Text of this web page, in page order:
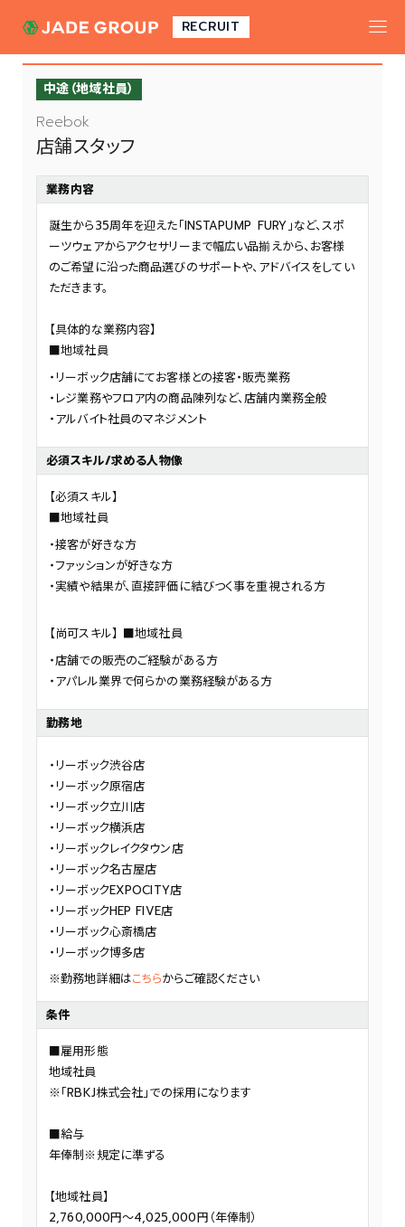
RECRUIT
toggle
中途（地域社員）
Reebok
店舗スタッフ
業務内容
誕生から35周年を迎えた「INSTAPUMP FURY」など、スポ
ーツウェアからアクセサリーまで幅広い品揃えから、お客様
のご希望に沿った商品選びのサポートや、アドバイスをしてい
ただきます。
【具体的な業務内容】
■地域社員
リーボック店舗にてお客様との接客・販売業務
レジ業務やフロア内の商品陳列など、店舗内業務全般
アルバイト社員のマネジメント
必須スキル/求める人物像
【必須スキル】
■地域社員
接客が好きな方
ファッションが好きな方
実績や結果が、直接評価に結びつく事を重視される方
【尚可スキル】 ■地域社員
店舗での販売のご経験がある方
アパレル業界で何らかの業務経験がある方
勤務地
リーボック渋谷店
リーボック原宿店
リーボック立川店
リーボック横浜店
リーボックレイクタウン店
リーボック名古屋店
リーボックEXPOCITY店
リーボックHEP FIVE店
リーボック心斎橋店
リーボック博多店
※勤務地詳細はこちらからご確認ください
条件
■雇用形態
地域社員
※「RBKJ株式会社」での採用になります
■給与
年俸制※規定に準ずる
【地域社員】
2,760,000円～4,025,000円（年俸制）